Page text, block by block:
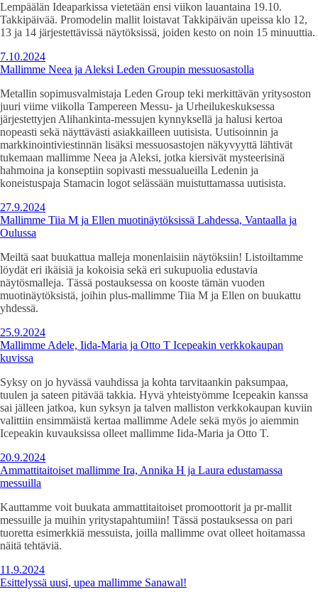
Lempäälän Ideaparkissa vietetään ensi viikon lauantaina 19.10.
Takkipäivää. Promodelin mallit loistavat Takkipäivän upeissa klo 12,
13 ja 14 järjestettävissä näytöksissä, joiden kesto on noin 15 minuuttia.
7.10.2024
Mallimme Neea ja Aleksi Leden Groupin messuosastolla
Metallin sopimusvalmistaja Leden Group teki merkittävän yritysoston
juuri viime viikolla Tampereen Messu- ja Urheilukeskuksessa
järjestettyjen Alihankinta-messujen kynnyksellä ja halusi kertoa
nopeasti sekä näyttävästi asiakkailleen uutisista. Uutisoinnin ja
markkinointiviestinnän lisäksi messuosastojen näkyvyyttä lähtivät
tukemaan mallimme Neea ja Aleksi, jotka kiersivät mysteerisinä
hahmoina ja konseptiin sopivasti messualueilla Ledenin ja
koneistuspaja Stamacin logot selässään muistuttamassa uutisista.
27.9.2024
Mallimme Tiia M ja Ellen muotinäytöksissä Lahdessa, Vantaalla ja
Oulussa
Meiltä saat buukattua malleja monenlaisiin näytöksiin! Listoiltamme
löydät eri ikäisiä ja kokoisia sekä eri sukupuolia edustavia
näytösmalleja. Tässä postauksessa on kooste tämän vuoden
muotinäytöksistä, joihin plus-mallimme Tiia M ja Ellen on buukattu
yhdessä.
25.9.2024
Mallimme Adele, Iida-Maria ja Otto T Icepeakin verkkokaupan
kuvissa
Syksy on jo hyvässä vauhdissa ja kohta tarvitaankin paksumpaa,
tuulen ja sateen pitävää takkia. Hyvä yhteistyömme Icepeakin kanssa
sai jälleen jatkoa, kun syksyn ja talven malliston verkkokaupan kuviin
valittiin ensimmäistä kertaa mallimme Adele sekä myös jo aiemmin
Icepeakin kuvauksissa olleet mallimme Iida-Maria ja Otto T.
20.9.2024
Ammattitaitoiset mallimme Ira, Annika H ja Laura edustamassa
messuilla
Kauttamme voit buukata ammattitaitoiset promoottorit ja pr-mallit
messuille ja muihin yritystapahtumiin! Tässä postauksessa on pari
tuoretta esimerkkiä messuista, joilla mallimme ovat olleet hoitamassa
näitä tehtäviä.
11.9.2024
Esittelyssä uusi, upea mallimme Sanawal!